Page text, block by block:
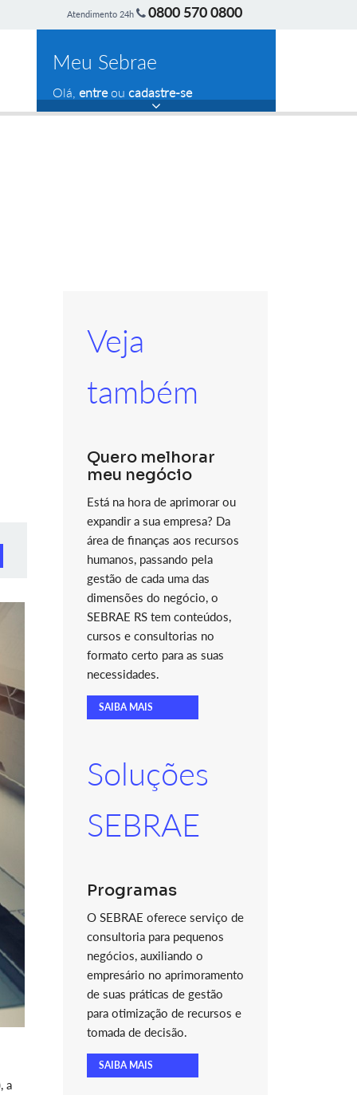
Atendimento 24h 0800 570 0800
Meu Sebrae
Olá, entreou cadastre-se
a
Veja
também
Quero melhorar
meu negócio
Está na hora de aprimorar ou
expandir a sua empresa? Da
área de finanças aos recursos
humanos, passando pela
gestão de cada uma das
dimensões do negócio, o
SEBRAE RS tem conteúdos,
cursos e consultorias no
formato certo para as suas
necessidades.
SAIBA MAIS
Soluções
SEBRAE
Programas
O SEBRAE oferece serviço de
consultoria para pequenos
negócios, auxiliando o
empresário no aprimoramento
de suas práticas de gestão
para otimização de recursos e
tomada de decisão.
SAIBA MAIS